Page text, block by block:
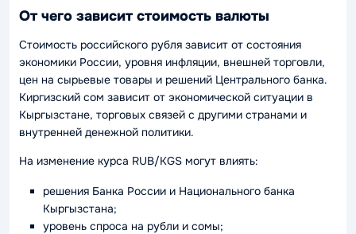
От чего зависит стоимость валюты
Стоимость российского рубля зависит от состояния
экономики России, уровня инфляции, внешней торговли,
цен на сырьевые товары и решений Центрального банка.
Киргизский сом зависит от экономической ситуации в
Кыргызстане, торговых связей с другими странами и
внутренней денежной политики.
На изменение курса RUB/KGS могут влиять:
решения Банка России и Национального банка
Кыргызстана;
уровень спроса на рубли и сомы;